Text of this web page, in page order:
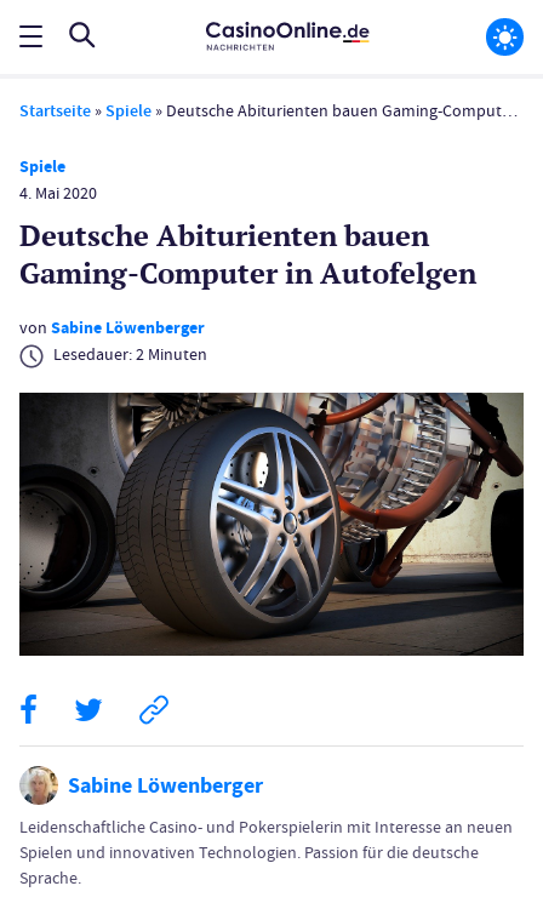
Startseite »Spiele » Deutsche Abiturienten bauen Gaming-Computer in Autofelgen
Spiele
4. Mai 2020
Deutsche Abiturienten bauen
Gaming-Computer in Autofelgen
von Sabine Löwenberger
Lesedauer:2 Minuten
Sabine Löwenberger
Leidenschaftliche Casino- und Pokerspielerin mit Interesse an neuen
Spielen und innovativen Technologien. Passion für die deutsche
Sprache.